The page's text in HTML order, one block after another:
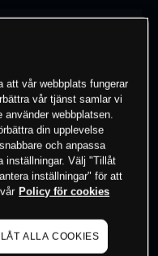
position i detta
att vår webbplats fungerar
vår tjänst samlar vi
webbplatsen.
din upplevelse
och anpassa
inställningar. Välj "Tillåt
inställningar" för att
Policy för cookies
ALLA COOKIES